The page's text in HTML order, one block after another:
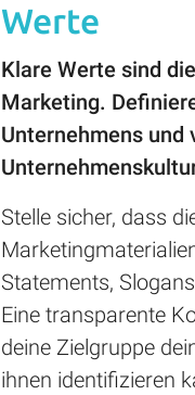
Werte
Klare Werte sind
Marketing.
Unternehmens
Stelle sicher, dass
Statements,
Eine transparente
deine Zielgruppe
ihnen identifizieren